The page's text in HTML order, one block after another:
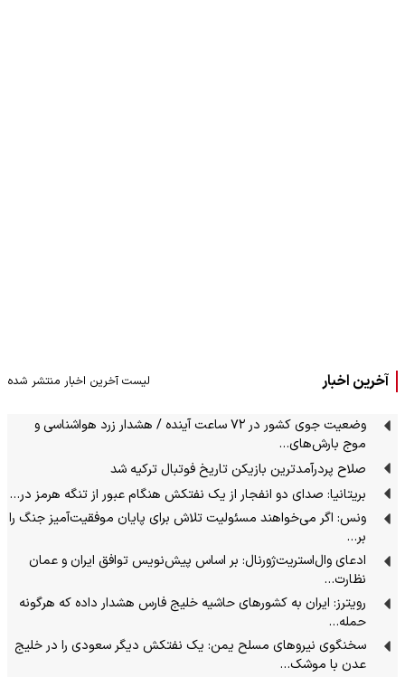
آخرین اخبار لیست آخرین اخبار منتشر شده
وضعیت جوی کشور در ۷۲ ساعت آینده / هشدار زرد هواشناسی و
موج بارش‌های…
صلاح پردرآمدترین بازیکن تاریخ فوتبال ترکیه شد
بریتانیا: صدای دو انفجار از یک نفتکش هنگام عبور از تنگه هرمز در…
ونس: اگر می‌خواهند مسئولیت تلاش برای پایان موفقیت‌آمیز جنگ را
بر…
ادعای وال‌استریت‌ژورنال: بر اساس پیش‌نویس توافق ایران و عمان
نظارت…
رویترز: ایران به کشورهای حاشیه خلیج فارس هشدار داده که هرگونه
حمله…
سخنگوی نیرو‌های مسلح یمن: یک نفتکش دیگر سعودی را در خلیج
عدن با موشک…